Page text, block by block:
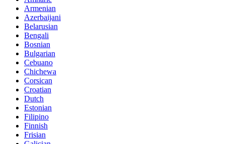
Armenian
Azerbaijani
Belarusian
Bengali
Bosnian
Bulgarian
Cebuano
Chichewa
Corsican
Croatian
Dutch
Estonian
Filipino
Finnish
Frisian